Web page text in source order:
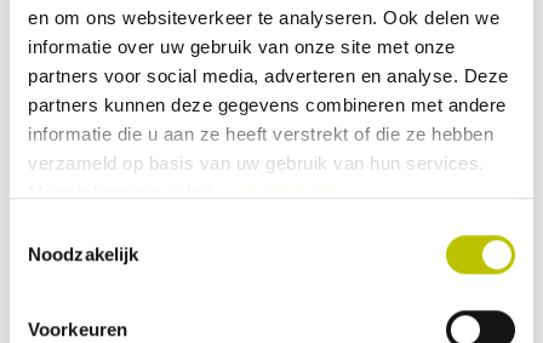
en om ons websiteverkeer te analyseren. Ook delen we
informatie over uw gebruik van onze site met onze
partners voor social media, adverteren en analyse. Deze
partners kunnen deze gegevens combineren met andere
informatie die u aan ze heeft verstrekt of die ze hebben
verzameld op basis van uw gebruik van hun services.
Noodzakelijk
Voorkeuren
Uitrusting